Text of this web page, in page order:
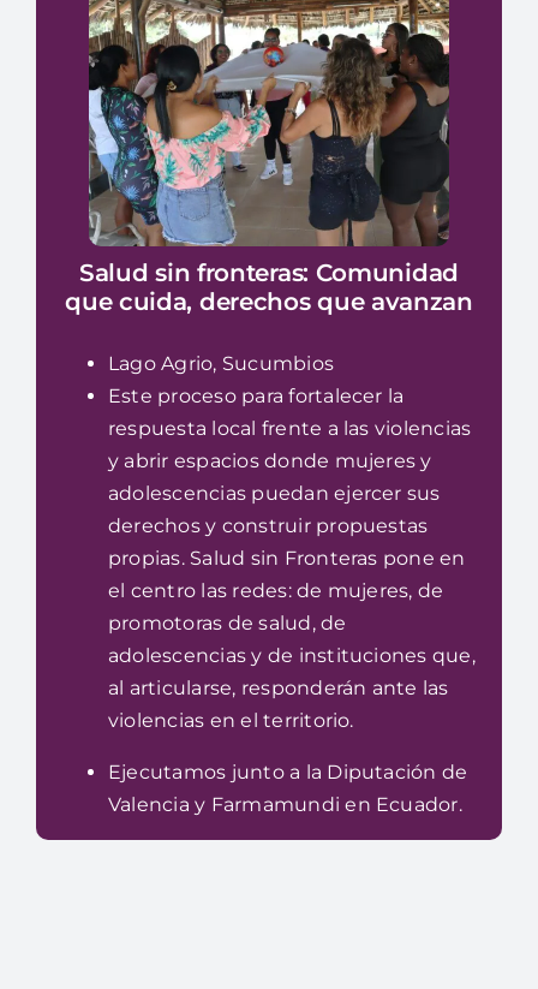
Biblioteca
Trabaja con nosotras
Salud sin fronteras: Comunidad
que cuida, derechos que avanzan
Lago Agrio, Sucumbios
Este proceso para fortalecer la
respuesta local frente a las violencias
y abrir espacios donde mujeres y
adolescencias puedan ejercer sus
derechos y construir propuestas
propias. Salud sin Fronteras pone en
el centro las redes: de mujeres, de
promotoras de salud, de
adolescencias y de instituciones que,
al articularse, responderán ante las
violencias en el territorio.
Ejecutamos junto a la Diputación de
Valencia y Farmamundi en Ecuador.